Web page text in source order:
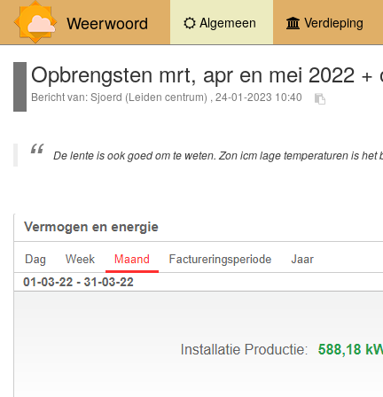
Weerwoord Algemeen (current)Verdieping
Opbrengsten mrt, apr en mei 2022
Bericht van: Sjoerd (Leiden centrum) , 24-01-2023 10:40
De lente is ook goed om te weten. Zon icm lage temperaturen is het